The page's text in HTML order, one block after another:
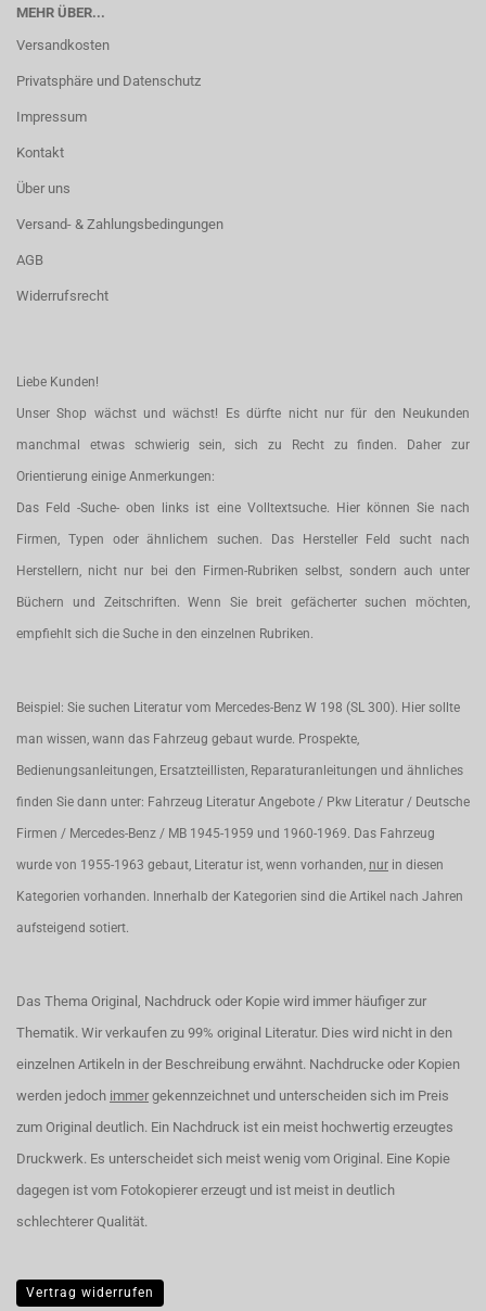
MEHR ÜBER...
Versandkosten
Privatsphäre und Datenschutz
Impressum
Kontakt
Über uns
Versand- & Zahlungsbedingungen
AGB
Widerrufsrecht
Liebe Kunden!
Unser Shop wächst und wächst! Es dürfte nicht nur für den Neukunden
manchmal etwas schwierig sein, sich zu Recht zu finden. Daher zur
Orientierung einige Anmerkungen:
Das Feld -Suche- oben links ist eine Volltextsuche. Hier können Sie nach
Firmen, Typen oder ähnlichem suchen. Das Hersteller Feld sucht nach
Herstellern, nicht nur bei den Firmen-Rubriken selbst, sondern auch unter
Büchern und Zeitschriften. Wenn Sie breit gefächerter suchen möchten,
empfiehlt sich die Suche in den einzelnen Rubriken.
Beispiel: Sie suchen Literatur vom Mercedes-Benz W 198 (SL 300). Hier sollte
man wissen, wann das Fahrzeug gebaut wurde. Prospekte,
Bedienungsanleitungen, Ersatzteillisten, Reparaturanleitungen und ähnliches
finden Sie dann unter: Fahrzeug Literatur Angebote / Pkw Literatur / Deutsche
Firmen / Mercedes-Benz / MB 1945-1959 und 1960-1969. Das Fahrzeug
wurde von 1955-1963 gebaut, Literatur ist, wenn vorhanden, nur in diesen
Kategorien vorhanden. Innerhalb der Kategorien sind die Artikel nach Jahren
aufsteigend sotiert.
Das Thema Original, Nachdruck oder Kopie wird immer häufiger zur
Thematik. Wir verkaufen zu 99% original Literatur. Dies wird nicht in den
einzelnen Artikeln in der Beschreibung erwähnt. Nachdrucke oder Kopien
werden jedoch immer gekennzeichnet und unterscheiden sich im Preis
zum Original deutlich. Ein Nachdruck ist ein meist hochwertig erzeugtes
Druckwerk. Es unterscheidet sich meist wenig vom Original. Eine Kopie
dagegen ist vom Fotokopierer erzeugt und ist meist in deutlich
schlechterer Qualität.
Vertrag widerrufen